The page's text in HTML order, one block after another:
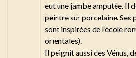
eut une jambe amputée. Il
peintre sur porcelaine. Ses
sont inspirées de l’école
orientales).
Il peignit aussi des Vénus,